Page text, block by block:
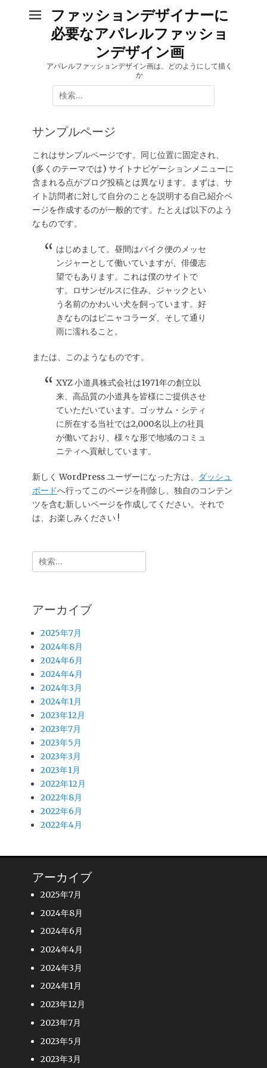
ファッションデザイナーに
必要なアパレルファッショ
ンデザイン画
アパレルファッションデザイン画は、どのようにして描く
か
検
索:
サンプルページ
これはサンプルページです。同じ位置に固定され、
(多くのテーマでは) サイトナビゲーションメニューに
含まれる点がブログ投稿とは異なります。まずは、サ
イト訪問者に対して自分のことを説明する自己紹介ペ
ージを作成するのが一般的です。たとえば以下のよう
なものです。
はじめまして。昼間はバイク便のメッセ
ンジャーとして働いていますが、俳優志
望でもあります。これは僕のサイトで
す。ロサンゼルスに住み、ジャックとい
う名前のかわいい犬を飼っています。好
きなものはピニャコラーダ、そして通り
雨に濡れること。
または、このようなものです。
XYZ 小道具株式会社は1971年の創立以
来、高品質の小道具を皆様にご提供させ
ていただいています。ゴッサム・シティ
に所在する当社では2,000名以上の社員
が働いており、様々な形で地域のコミュ
ニティへ貢献しています。
新しく WordPress ユーザーになった方は、
ダッシュ
ボードへ行ってこのページを削除し、独自のコンテン
ツを含む新しいページを作成してください。それで
は、お楽しみください !
検
索:
アーカイブ
2025年7月
2024年8月
2024年6月
2024年4月
2024年3月
2024年1月
2023年12月
2023年7月
2023年5月
2023年3月
2023年1月
2022年12月
2022年8月
2022年6月
2022年4月
アーカイブ
2025年7月
2024年8月
2024年6月
2024年4月
2024年3月
2024年1月
2023年12月
2023年7月
2023年5月
2023年3月